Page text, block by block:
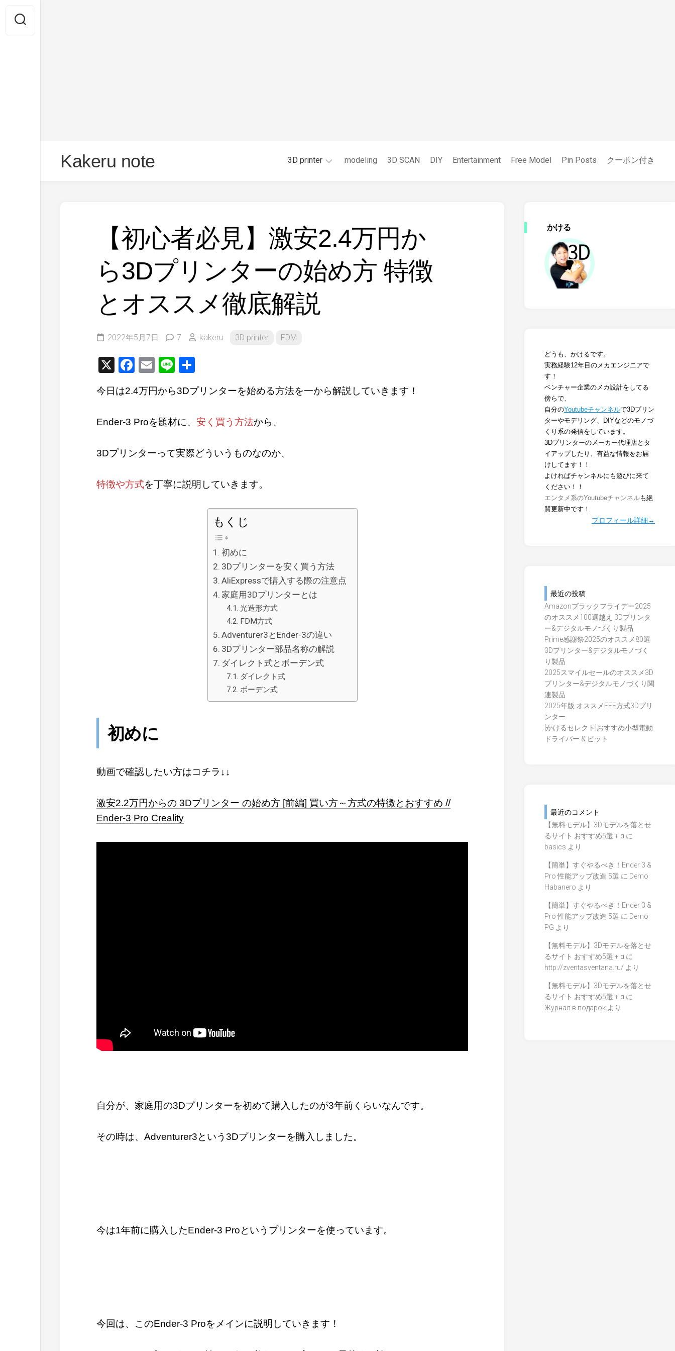
Kakeru note 3D printer
形
modeling 3D SCAN DIY Entertainment Free Model Pin Posts クーポン付き
【初心者必見】激安2.4万円か
ら3Dプリンターの始め方 特徴
とオススメ徹底解説
2022年5月7日 7 kakeru 3D printer FDM
X Facebook
Email
Line
有
今日は2.4万円から3Dプリンターを始める方法を一から解説していきます！
Ender-3 Proを題材に、 安く買う方法から、
3Dプリンターって実際どういうものなのか、
特徴や方式を丁寧に説明していきます。
もくじ
初めに
3Dプリンターを安く買う方法
AliExpressで購入する際の注意点
家庭用3Dプリンターとは
光造形方式
FDM方式
Adventurer3とEnder-3の違い
3Dプリンター部品名称の解説
ダイレクト式とボーデン式
ダイレクト式
ボーデン式
初めに
動画で確認したい方はコチラ↓↓
激安2.2万円からの 3Dプリンター の始め方 [前編] 買い方～方式の特徴とおすすめ //
Ender-3 Pro Creality
自分が、家庭用の3Dプリンターを初めて購入したのが3年前くらいなんです。
その時は、Adventurer3という3Dプリンターを購入しました。
今は1年前に購入したEnder-3 Proというプリンターを使っています。
今回は、このEnder-3 Proをメインに説明していきます！
かける
どうも、かけるです。
実務経験12年目のメカエンジニアで
す！
ベンチャー企業のメカ設計をしてる
傍らで、
自分のYoutubeチャンネルで3Dプリン
ターやモデリング、DIYなどのモノづ
くり系の発信をしています。
3Dプリンターのメーカー代理店とタ
イアップしたり、有益な情報をお届
けしてます！！
よければチャンネルにも遊びに来て
ください！！
エンタメ系のYoutubeチャンネルも絶
賛更新中です！
プロフィール詳細→
最近の投稿
Amazonブラックフライデー2025
のオススメ100選越え 3Dプリンタ
ー&デジタルモノづくり製品
Prime感謝祭2025のオススメ80選
3Dプリンター&デジタルモノづく
り製品
2025スマイルセールのオススメ3D
プリンター&デジタルモノづくり関
連製品
2025年版 オススメFFF方式3Dプリ
ンター
[かけるセレクト]おすすめ小型電動
ドライバー & ビット
最近のコメント
【無料モデル】3Dモデルを落とせ
るサイト おすすめ5選 + α に
basics より
【簡単】すぐやるべき！Ender 3 &
Pro 性能アップ改造 5選 に Demo
Habanero より
【簡単】すぐやるべき！Ender 3 &
Pro 性能アップ改造 5選 に Demo
PG より
【無料モデル】3Dモデルを落とせ
るサイト おすすめ5選 + α に
http://zventasventana.ru/ より
【無料モデル】3Dモデルを落とせ
るサイト おすすめ5選 + α に
Журнал в подарок より